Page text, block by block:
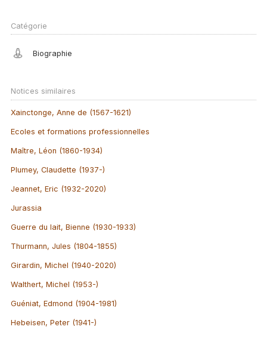
Catégorie
Biographie
Notices similaires
Xainctonge, Anne de (1567-1621)
Ecoles et formations professionnelles
Maître, Léon (1860-1934)
Plumey, Claudette (1937-)
Jeannet, Eric (1932-2020)
Jurassia
Guerre du lait, Bienne (1930-1933)
Thurmann, Jules (1804-1855)
Girardin, Michel (1940-2020)
Walthert, Michel (1953-)
Guéniat, Edmond (1904-1981)
Hebeisen, Peter (1941-)